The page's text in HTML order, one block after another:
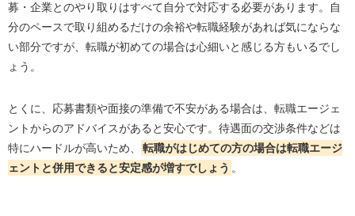
募・企業とのやり取りはすべて自分で対応する必要があります。自
分のペースで取り組めるだけの余裕や転職経験があれば気にならな
い部分ですが、転職が初めての場合は心細いと感じる方もいるでし
ょう。
とくに、応募書類や面接の準備で不安がある場合は、転職エージェ
ントからのアドバイスがあると安心です。待遇面の交渉条件などは
特にハードルが高いため、
転職がはじめての方の場合は転職エージ
ェントと併用できると安定感が増すでしょう 。